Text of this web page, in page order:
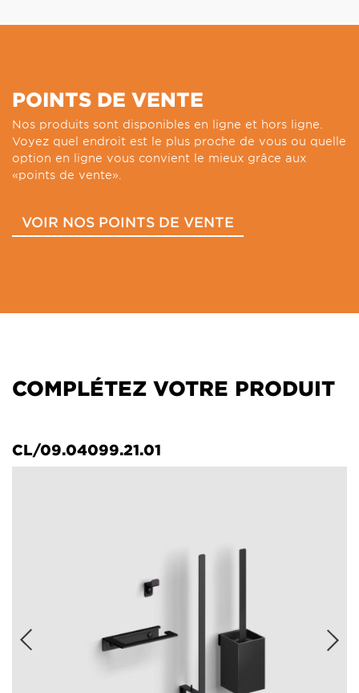
POINTS DE VENTE
Nos produits sont disponibles en ligne et hors ligne.
Voyez quel endroit est le plus proche de vous ou quelle
option en ligne vous convient le mieux grâce aux
«points de vente».
VOIR NOS POINTS DE VENTE
COMPLÉTEZ VOTRE PRODUIT
CL/09.04099.21.01